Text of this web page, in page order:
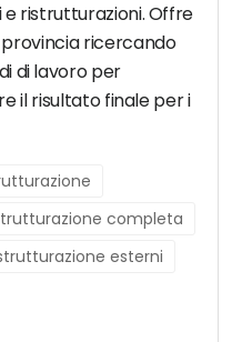
ristrutturazioni. Offre
provincia ricercando
di lavoro per
il risultato finale per i
completa
esterni